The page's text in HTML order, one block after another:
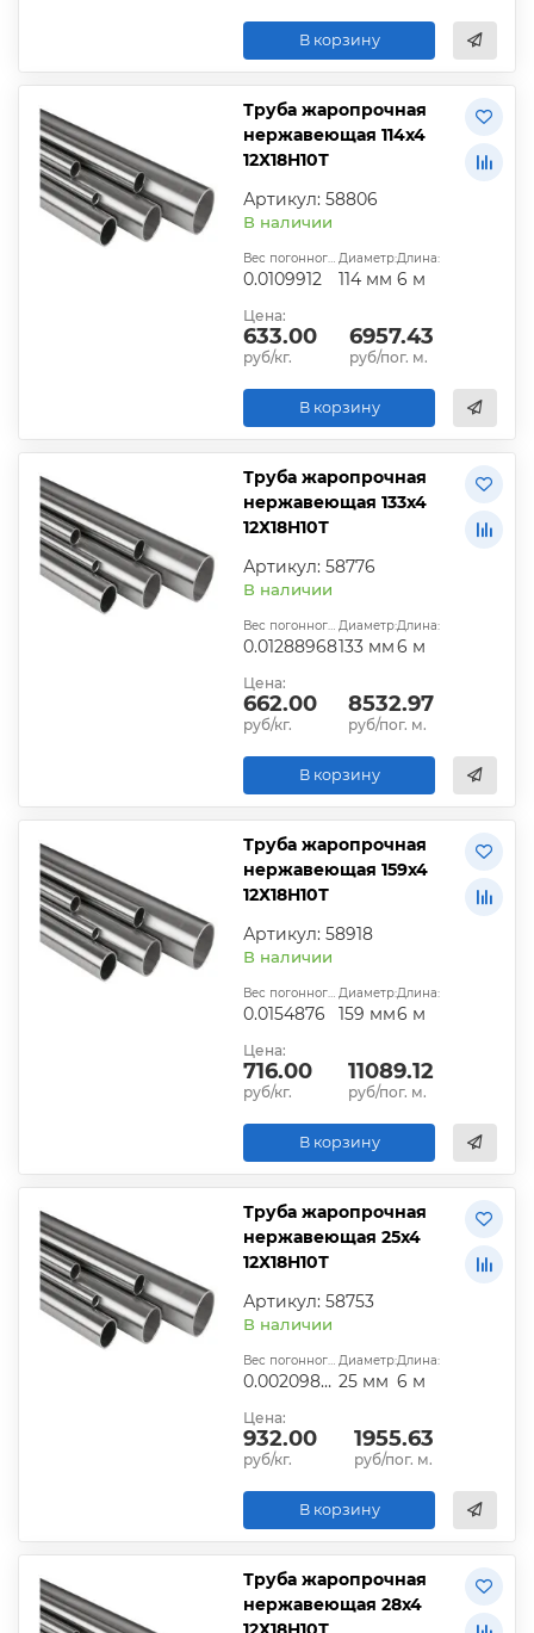
В корзину
Труба жаропрочная
нержавеющая 114х4
12Х18Н10Т
Артикул: 58806
В наличии
Вес погонного метра, т.:
0.0109912
Диаметр:
114 мм
Длина:
6 м
Цена:
633.00
руб/кг.
6957.43
руб/пог. м.
В корзину
Труба жаропрочная
нержавеющая 133х4
12Х18Н10Т
Артикул: 58776
В наличии
Вес погонного метра, т.:
0.01288968
Диаметр:
133 мм
Длина:
6 м
Цена:
662.00
руб/кг.
8532.97
руб/пог. м.
В корзину
Труба жаропрочная
нержавеющая 159х4
12Х18Н10Т
Артикул: 58918
В наличии
Вес погонного метра, т.:
0.0154876
Диаметр:
159 мм
Длина:
6 м
Цена:
716.00
руб/кг.
11089.12
руб/пог. м.
В корзину
Труба жаропрочная
нержавеющая 25х4
12Х18Н10Т
Артикул: 58753
В наличии
Вес погонного метра, т.:
0.00209832
Диаметр:
25 мм
Длина:
6 м
Цена:
932.00
руб/кг.
1955.63
руб/пог. м.
В корзину
Труба жаропрочная
нержавеющая 28х4